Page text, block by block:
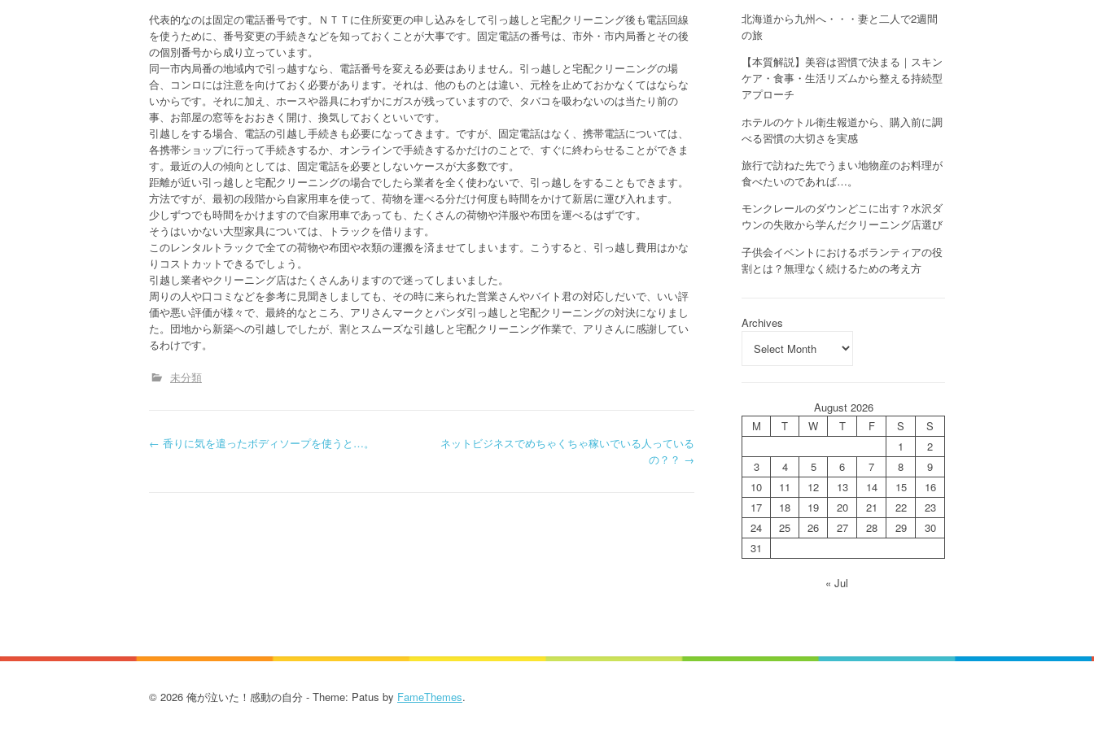
代表的なのは固定の電話番号です。ＮＴＴに住所変更の申し込みをして引っ越しと宅配クリーニング後も電話回線
を使うために、番号変更の手続きなどを知っておくことが大事です。固定電話の番号は、市外・市内局番とその後
の個別番号から成り立っています。
同一市内局番の地域内で引っ越すなら、電話番号を変える必要はありません。引っ越しと宅配クリーニングの場
合、コンロには注意を向けておく必要があります。それは、他のものとは違い、元栓を止めておかなくてはならな
いからです。それに加え、ホースや器具にわずかにガスが残っていますので、タバコを吸わないのは当たり前の
事、お部屋の窓等をおおきく開け、換気しておくといいです。
引越しをする場合、電話の引越し手続きも必要になってきます。ですが、固定電話はなく、携帯電話については、
各携帯ショップに行って手続きするか、オンラインで手続きするかだけのことで、すぐに終わらせることができま
す。最近の人の傾向としては、固定電話を必要としないケースが大多数です。
距離が近い引っ越しと宅配クリーニングの場合でしたら業者を全く使わないで、引っ越しをすることもできます。
方法ですが、最初の段階から自家用車を使って、荷物を運べる分だけ何度も時間をかけて新居に運び入れます。
少しずつでも時間をかけますので自家用車であっても、たくさんの荷物や洋服や布団を運べるはずです。
そうはいかない大型家具については、トラックを借ります。
このレンタルトラックで全ての荷物や布団や衣類の運搬を済ませてしまいます。こうすると、引っ越し費用はかな
りコストカットできるでしょう。
引越し業者やクリーニング店はたくさんありますので迷ってしまいました。
周りの人や口コミなどを参考に見聞きしましても、その時に来られた営業さんやバイト君の対応しだいで、いい評
価や悪い評価が様々で、最終的なところ、アリさんマークとパンダ引っ越しと宅配クリーニングの対決になりまし
た。団地から新築への引越しでしたが、割とスムーズな引越しと宅配クリーニング作業で、アリさんに感謝してい
るわけです。
未分類
P
v
i
← 香りに気を遣ったボディソープを使うと…。
ネットビジネスでめちゃくちゃ稼いでいる人っている
の？？ →
北海道から九州へ・・・妻と二人で2週間
の旅
【本質解説】美容は習慣で決まる｜スキン
ケア・食事・生活リズムから整える持続型
アプローチ
ホテルのケトル衛生報道から、購入前に調
べる習慣の大切さを実感
旅行で訪ねた先でうまい地物産のお料理が
食べたいのであれば…。
モンクレールのダウンどこに出す？水沢ダ
ウンの失敗から学んだクリーニング店選び
子供会イベントにおけるボランティアの役
割とは？無理なく続けるための考え方
Archives
August 2026
M
T W T F S
S
1
2
3
4 5 6 7 8
9
10
11 12 13 14 15
16
17
18 19 20 21 22
23
24
25 26 27 28 29
30
31
« Jul
© 2026 俺が泣いた！感動の自分 - Theme: Patus by FameThemes.